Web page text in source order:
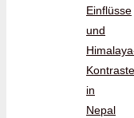
Einflüsse
und
Kontraste
in
Nepal